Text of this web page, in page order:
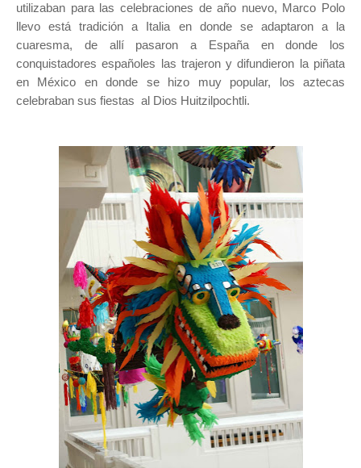
utilizaban para las celebraciones de año nuevo, Marco Polo
llevo está tradición a Italia en donde se adaptaron a la
cuaresma, de allí pasaron a España en donde los
conquistadores españoles las trajeron y difundieron la piñata
en México en donde se hizo muy popular, los aztecas
celebraban sus fiestas al Dios Huitzilpochtli.